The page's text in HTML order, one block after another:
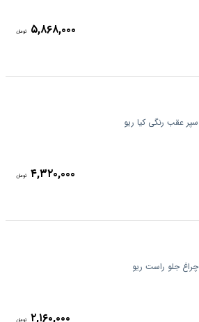
۵,۸۶۸,۰۰۰ تومان
سپر عقب رنگی کیا ریو
۴,۳۲۰,۰۰۰ تومان
چراغ جلو راست ریو
۲,۱۶۰,۰۰۰ تومان